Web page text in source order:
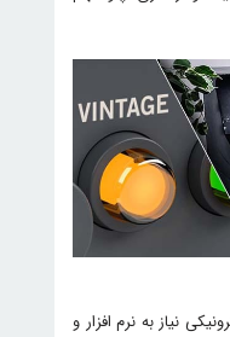
نیاز به نرم افزار و